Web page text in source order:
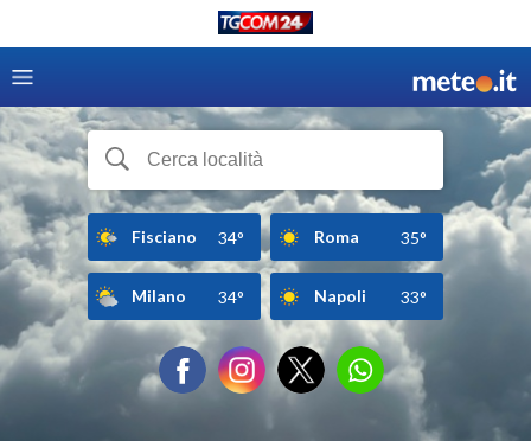
Fisciano 34° Roma 35°
Milano 34° Napoli 33°